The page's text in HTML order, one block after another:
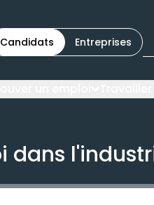
Candidats Entreprises
dans
l’enregistrement.